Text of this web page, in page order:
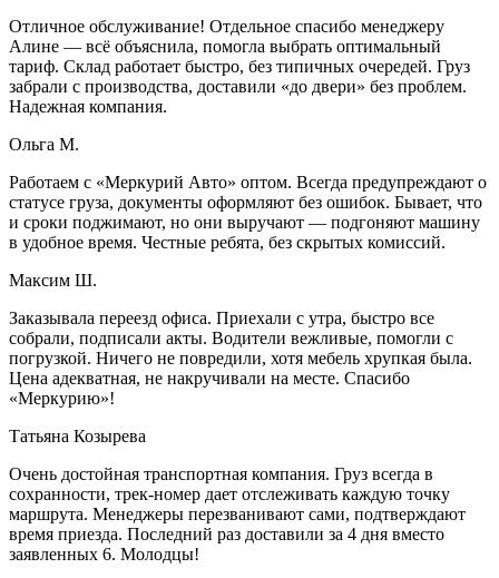
Отличное обслуживание! Отдельное спасибо менеджеру
Алине — всё объяснила, помогла выбрать оптимальный
тариф. Склад работает быстро, без типичных очередей. Груз
забрали с производства, доставили «до двери» без проблем.
Надежная компания.
Ольга М.
Работаем с «Меркурий Авто» оптом. Всегда предупреждают о
статусе груза, документы оформляют без ошибок. Бывает, что
и сроки поджимают, но они выручают — подгоняют машину
в удобное время. Честные ребята, без скрытых комиссий.
Максим Ш.
Заказывала переезд офиса. Приехали с утра, быстро все
собрали, подписали акты. Водители вежливые, помогли с
погрузкой. Ничего не повредили, хотя мебель хрупкая была.
Цена адекватная, не накручивали на месте. Спасибо
«Меркурию»!
Татьяна Козырева
Очень достойная транспортная компания. Груз всегда в
сохранности, трек-номер дает отслеживать каждую точку
маршрута. Менеджеры перезванивают сами, подтверждают
время приезда. Последний раз доставили за 4 дня вместо
заявленных 6. Молодцы!